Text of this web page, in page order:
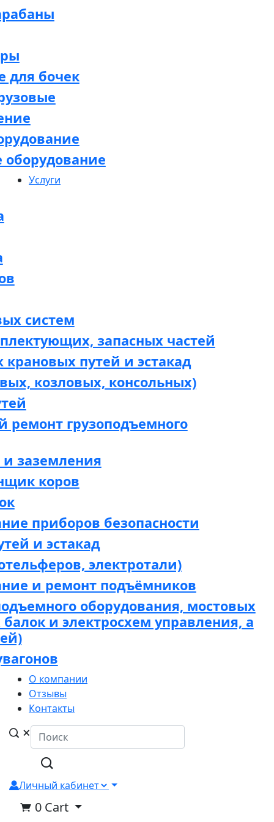
для бочек
оборудование
Услуги
систем
запасных частей
путей и эстакад
козловых, консольных)
грузоподъемного
заземления
коров
приборов безопасности
и эстакад
электротали)
и ремонт подъёмников
оборудования, мостовых
и электросхем управления, а
О компании
Отзывы
Контакты
Личный кабинет
0 Cart